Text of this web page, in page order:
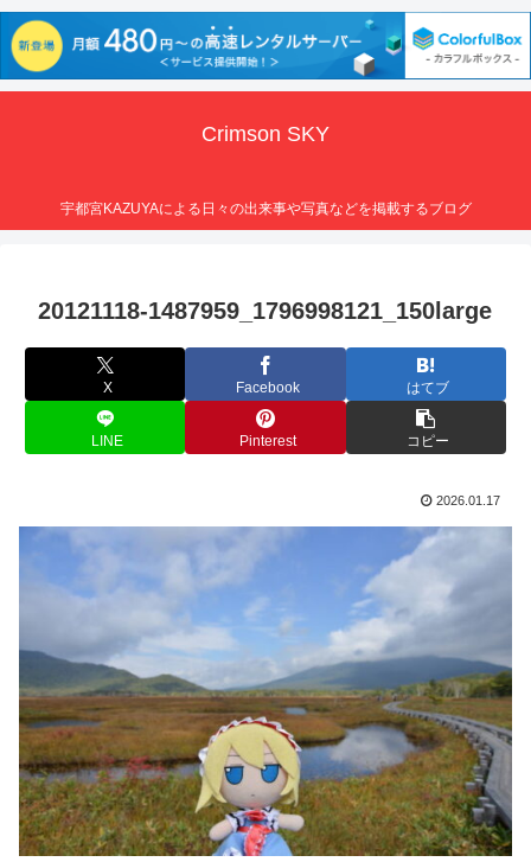
Crimson SKY
宇都宮KAZUYAによる日々の出来事や写真などを掲載するブログ
20121118-1487959_1796998121_150large
X Facebook はてブ
LINE Pinterest コピー
2026.01.17